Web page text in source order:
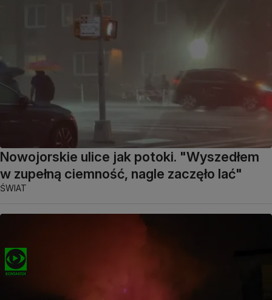
Nowojorskie ulice jak potoki. "Wyszedłem
w zupełną ciemność, nagle zaczęło lać"
ŚWIAT